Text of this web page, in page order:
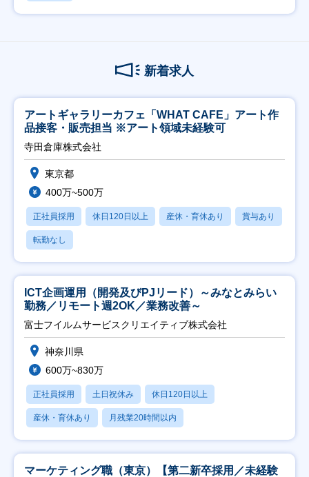
新着求人
アートギャラリーカフェ「WHAT CAFE」アート作
品接客・販売担当 ※アート領域未経験可
寺田倉庫株式会社
東京都
400万~500万
正社員採用 休日120日以上 産休・育休あり 賞与あり
転勤なし
ICT企画運用（開発及びPJリード）～みなとみらい
勤務／リモート週2OK／業務改善～
富士フイルムサービスクリエイティブ株式会社
神奈川県
600万~830万
正社員採用 土日祝休み 休日120日以上
産休・育休あり 月残業20時間以内
マーケティング職（東京）【第二新卒採用／未経験